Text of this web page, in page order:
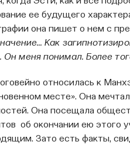
ее будущего
она пишет о нем с
Как
меня понимал. Более
относилась к
месте». Она
Она посещала
об окончании ею этого
Зато есть факты,